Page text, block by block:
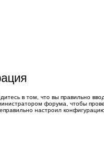
в том, что вы правильно
форума, чтобы
настроил